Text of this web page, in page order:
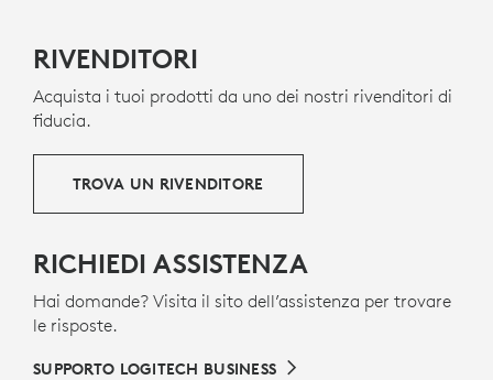
RIVENDITORI
Acquista i tuoi prodotti da uno dei nostri rivenditori di
fiducia.
TROVA UN RIVENDITORE
RICHIEDI ASSISTENZA
Hai domande? Visita il sito dell’assistenza per trovare
le risposte.
SUPPORTO LOGITECH BUSINESS